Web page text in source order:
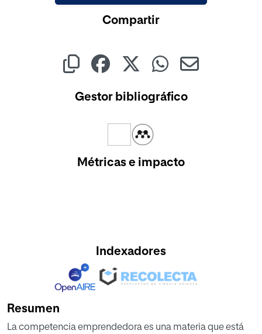
Compartir
Gestor bibliográfico
Métricas e impacto
Indexadores
Resumen
La competencia emprendedora es una materia que está